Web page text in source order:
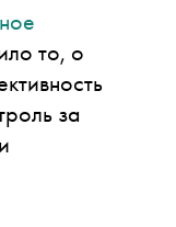
то, о
за